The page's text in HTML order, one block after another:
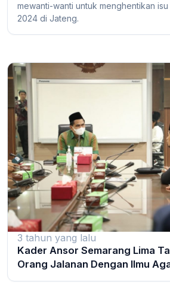
mewanti-wanti untuk menghentikan isu
2024 di Jateng.
3 tahun yang lalu
Kader Ansor Semarang Lima
Orang Jalanan Dengan Ilmu